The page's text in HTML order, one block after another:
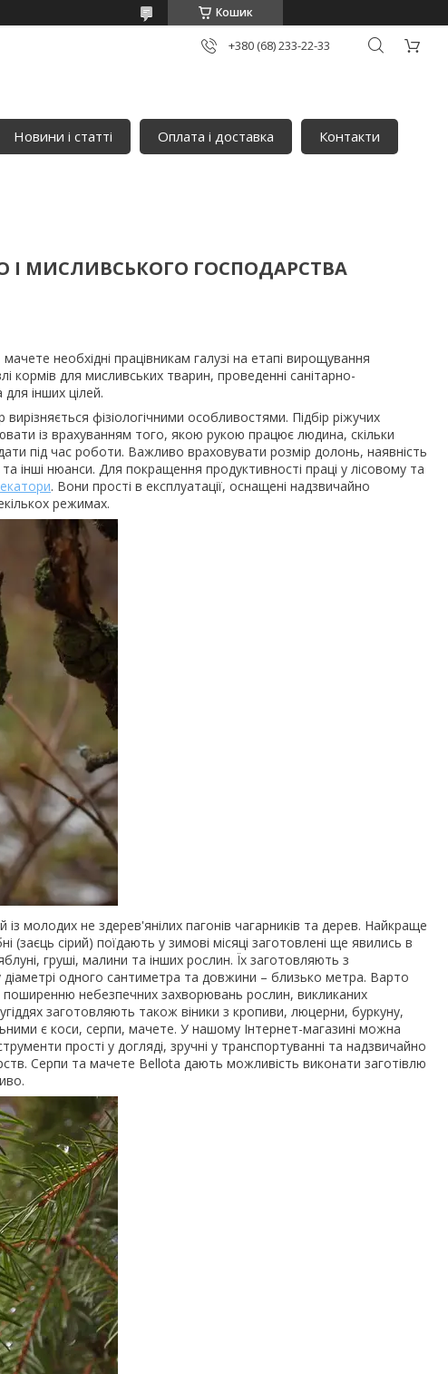
Кошик
+380 (68) 233-22-33
Новини і статті Оплата і доставка Контакти
І МИСЛИВСЬКОГО ГОСПОДАРСТВА
необхідні працівникам галузі на етапі вирощування
кормів для мисливських тварин, проведенні санітарно-
інших цілей.
фізіологічними особливостями. Підбір ріжучих
із врахуванням того, якою рукою працює людина, скільки
під час роботи. Важливо враховувати розмір долонь, наявність
інші нюанси. Для покращення продуктивності праці у лісовому та
. Вони прості в експлуатації, оснащені надзвичайно
режимах.
із молодих не здерев'янілих пагонів чагарників та дерев. Найкраще
сірий) поїдають у зимові місяці заготовлені ще явились в
груші, малини та інших рослин. Їх заготовляють з
діаметрі одного сантиметра та довжини – близько метра. Варто
небезпечних захворювань рослин, викликаних
заготовляють також віники з кропиви, люцерни, буркуну,
є коси, серпи, мачете. У нашому Інтернет-магазині можна
прості у догляді, зручні у транспортуванні та надзвичайно
Серпи та мачете Bellota дають можливість виконати заготівлю